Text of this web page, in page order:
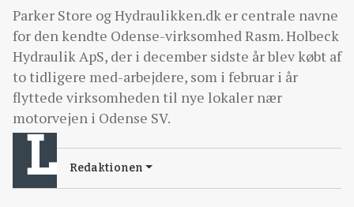
Parker Store og Hydraulikken.dk er centrale navne
for den kendte Odense-virksomhed Rasm. Holbeck
Hydraulik ApS, der i december sidste år blev købt af
to tidligere med-arbejdere, som i februar i år
flyttede virksomheden til nye lokaler nær
motorvejen i Odense SV.
Redaktionen